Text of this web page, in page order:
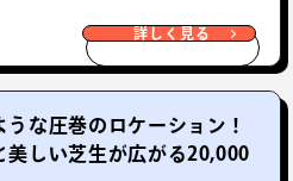
詳しく見る
な圧巻のロケーション！
美しい芝生が広がる20,000